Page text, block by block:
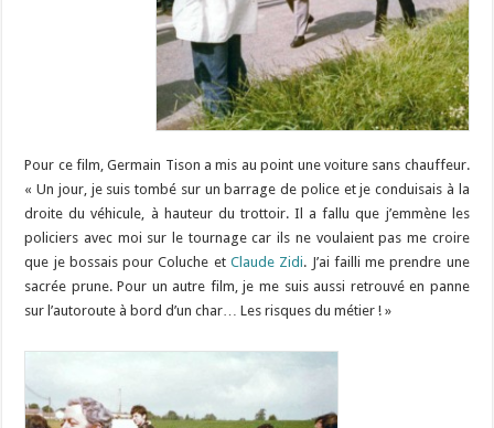
Pour ce film, Germain Tison a mis au point une voiture sans chauffeur.
« Un jour, je suis tombé sur un barrage de police et je conduisais à la
droite du véhicule, à hauteur du trottoir. Il a fallu que j’emmène les
policiers avec moi sur le tournage car ils ne voulaient pas me croire
que je bossais pour Coluche et Claude Zidi. J’ai failli me prendre une
sacrée prune. Pour un autre film, je me suis aussi retrouvé en panne
sur l’autoroute à bord d’un char… Les risques du métier ! »